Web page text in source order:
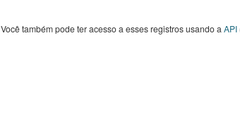
Você também pode ter acesso a esses registros usando a API